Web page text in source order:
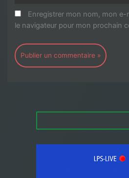
Enregistrer mon nom, mon
le navigateur pour mon prochain